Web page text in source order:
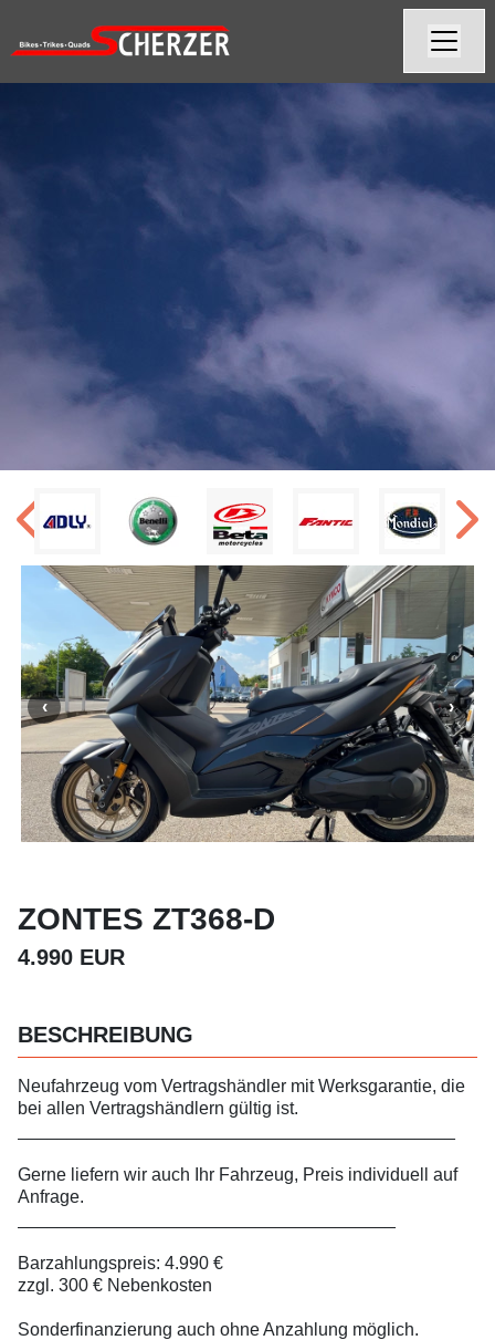
ZONTES ZT368-D
4.990 EUR
BESCHREIBUNG
Neufahrzeug vom Vertragshändler mit Werksgarantie, die
bei allen Vertragshändlern gültig ist.
Gerne liefern wir auch Ihr Fahrzeug, Preis individuell auf
Anfrage.
Barzahlungspreis: 4.990 €
zzgl. 300 € Nebenkosten
Sonderfinanzierung auch ohne Anzahlung möglich.